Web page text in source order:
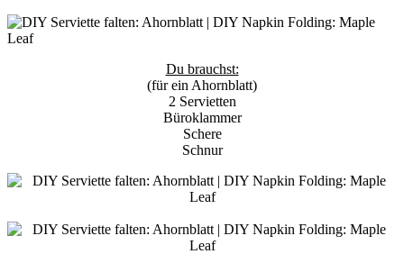
Du brauchst:
(für ein Ahornblatt)
2 Servietten
Büroklammer
Schere
Schnur